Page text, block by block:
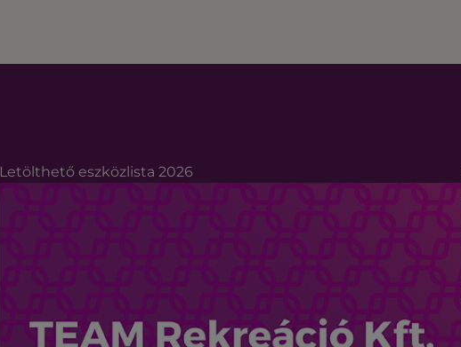
Letölthető eszközlista 2026